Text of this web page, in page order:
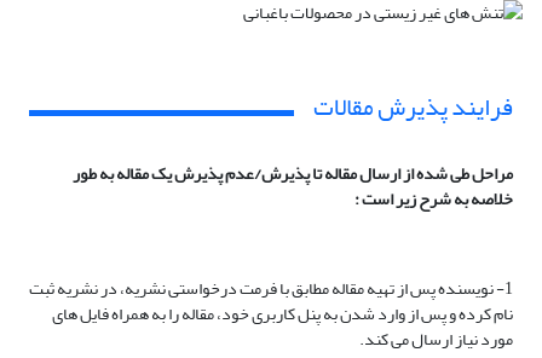
فرایند پذیرش مقالات
مراحل طی شده از ارسال مقاله تا پذیرش/عدم پذیرش یک مقاله به طور
خلاصه به شرح زیر است:
1- نویسنده پس از تهیه مقاله مطابق با فرمت درخواستی نشریه، در نشریه ثبت
نام کرده و پس از وارد شدن به پنل کاربری خود، مقاله را به همراه فایل های
مورد نیاز ارسال می کند.